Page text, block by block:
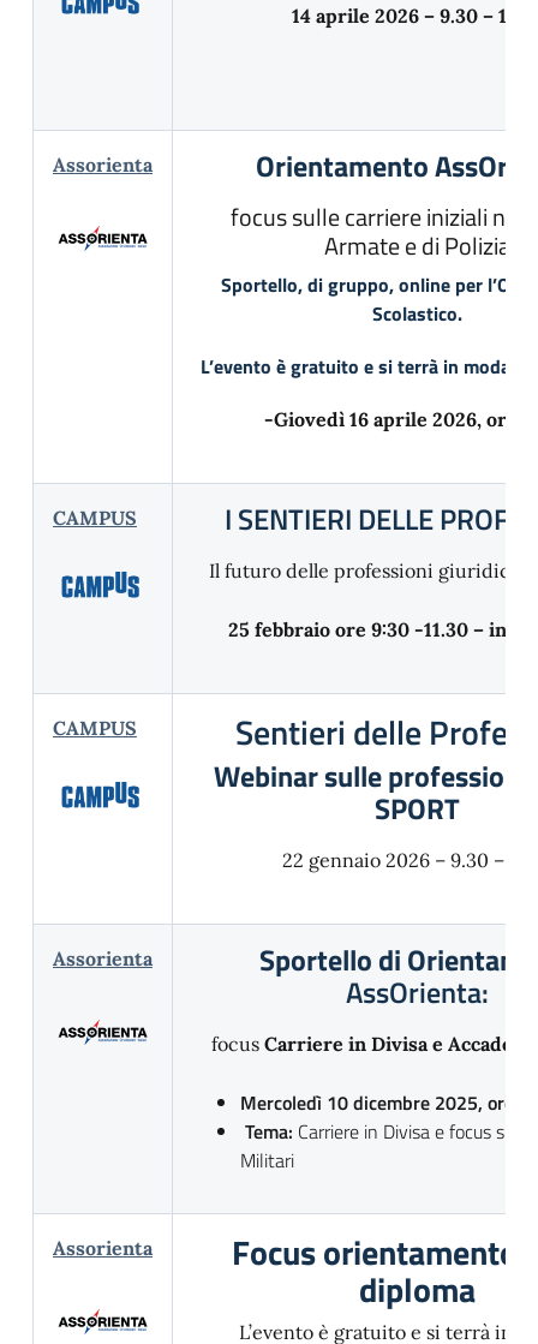
14 aprile 2026 – 9.30 –
Assorienta Orientamento
focus sulle carriere iniziali
Armate e di Polizia
Sportello, di gruppo, online per
Scolastico.
L’evento è gratuito e si terrà in
-Giovedì 16 aprile 2026, ore
CAMPUS I SENTIERI DELLE
Il futuro delle professioni
25 febbraio ore 9:30 -11.30 – in
CAMPUS Sentieri delle
Webinar sulle professioni
SPORT
22 gennaio 2026 – 9.30 –
Assorienta Sportello di
AssOrienta:
focus Carriere in Divisa e
Mercoledì 10 dicembre 2025, ore
Tema: Carriere in Divisa e focus
Militari
Assorienta Focus orientamento
diploma
L’evento è gratuito e si terrà in